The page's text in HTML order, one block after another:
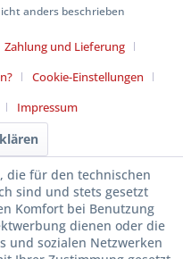
anders beschrieben
Zahlung und Lieferung
Cookie-Einstellungen
Impressum
die für den technischen
sind und stets gesetzt
Komfort bei Benutzung
dienen oder die
und sozialen Netzwerken